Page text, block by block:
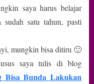
saya harus belajar
satu tahun, pasti
mungkin bisa ditiru 🙂
saya tulis di blog
Bisa Bunda Lakukan